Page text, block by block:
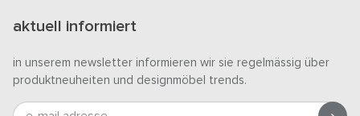
aktuell informiert
in unserem newsletter informieren wir sie regelmässig über
produktneuheiten und designmöbel trends.